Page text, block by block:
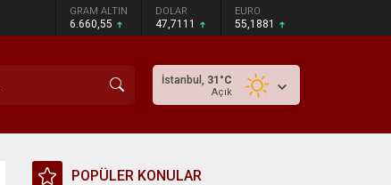
GRAM ALTIN
6.660,55
DOLAR
47,7111
EURO
55,1881
İstanbul, 31 °C
Açık
POPÜLER KONULAR